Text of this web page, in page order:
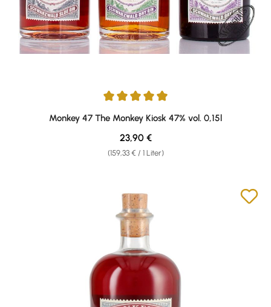
Durchschnittliche Bewertung von 4.92 von 5 Sternen
Monkey 47 The Monkey Kiosk 47% vol. 0,15l
(159,33 € / 1 Liter)
Regulärer Preis:
23,90 €